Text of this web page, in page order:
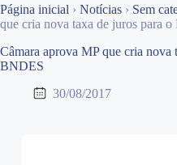
Página inicial › Notícias › Sem
que cria nova taxa de juros para
Câmara aprova MP que cria nova
BNDES
30/08/2017